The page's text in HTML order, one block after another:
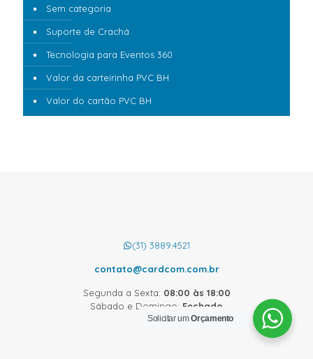
Sem categoria
Suporte de Crachá
Tecnologia para Eventos 360
Valor da carteirinha PVC BH
Valor do cartão PVC BH
(31) 3889.4521
contato@cardcom.com.br
Segunda a Sexta: 08:00 às 18:00
Sábado e Domingo: Fechado
Solicitar umOrçamento